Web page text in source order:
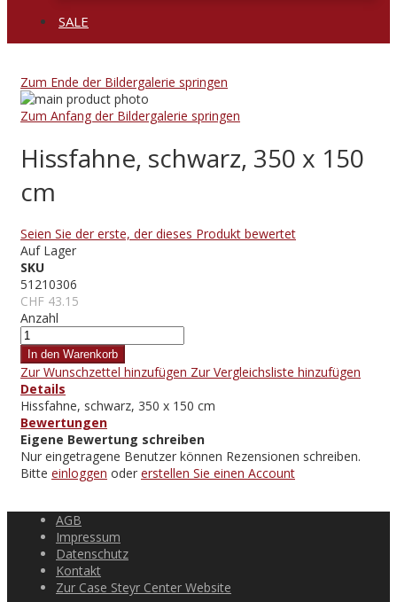
SALE
Zum Ende der Bildergalerie springen
Zum Anfang der Bildergalerie springen
Hissfahne, schwarz, 350 x 150
cm
Seien Sie der erste, der dieses Produkt bewertet
Auf Lager
SKU
51210306
CHF 43.15
Anzahl
In den Warenkorb
Zur Wunschzettel hinzufügen Zur Vergleichsliste hinzufügen
Details
Hissfahne, schwarz, 350 x 150 cm
Bewertungen
Eigene Bewertung schreiben
Nur eingetragene Benutzer können Rezensionen schreiben.
Bitte einloggen oder erstellen Sie einen Account
AGB
Impressum
Datenschutz
Kontakt
Zur Case Steyr Center Website